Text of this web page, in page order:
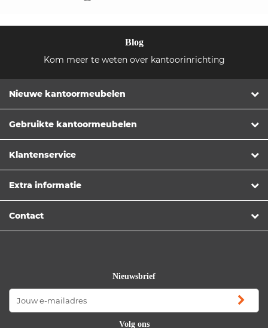
Blog
Kom meer te weten over kantoorinrichting
Nieuwe kantoormeubelen
Gebruikte kantoormeubelen
Klantenservice
Extra informatie
Contact
Nieuwsbrief
Volg ons